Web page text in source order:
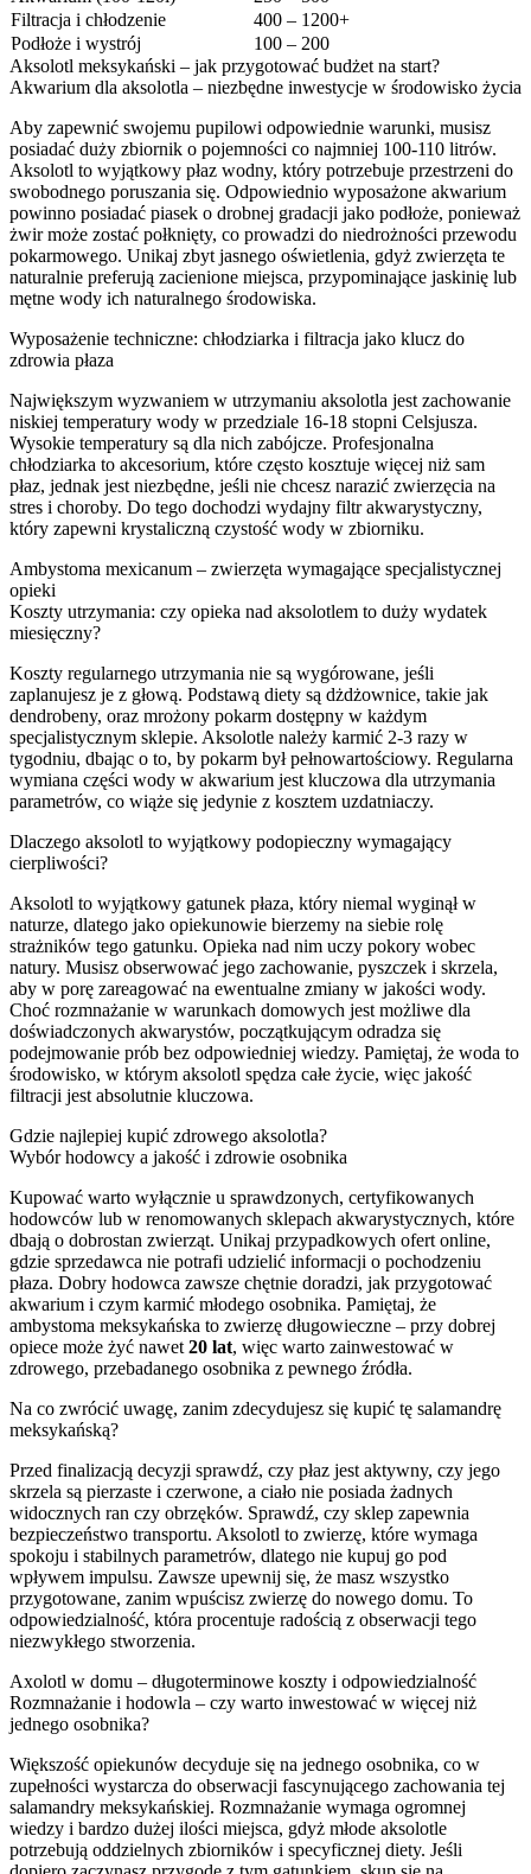
Filtracja i chłodzenie
400 – 1200+
Podłoże i wystrój
100 – 200
Aksolotl meksykański – jak przygotować budżet na start?
Akwarium dla aksolotla – niezbędne inwestycje w środowisko życia
Aby zapewnić swojemu pupilowi odpowiednie warunki, musisz
posiadać duży zbiornik o pojemności co najmniej 100-110 litrów.
Aksolotl to wyjątkowy płaz wodny, który potrzebuje przestrzeni do
swobodnego poruszania się. Odpowiednio wyposażone akwarium
powinno posiadać piasek o drobnej gradacji jako podłoże, ponieważ
żwir może zostać połknięty, co prowadzi do niedrożności przewodu
pokarmowego. Unikaj zbyt jasnego oświetlenia, gdyż zwierzęta te
naturalnie preferują zacienione miejsca, przypominające jaskinię lub
mętne wody ich naturalnego środowiska.
Wyposażenie techniczne: chłodziarka i filtracja jako klucz do
zdrowia płaza
Największym wyzwaniem w utrzymaniu aksolotla jest zachowanie
niskiej temperatury wody w przedziale 16-18 stopni Celsjusza.
Wysokie temperatury są dla nich zabójcze. Profesjonalna
chłodziarka to akcesorium, które często kosztuje więcej niż sam
płaz, jednak jest niezbędne, jeśli nie chcesz narazić zwierzęcia na
stres i choroby. Do tego dochodzi wydajny filtr akwarystyczny,
który zapewni krystaliczną czystość wody w zbiorniku.
Ambystoma mexicanum – zwierzęta wymagające specjalistycznej
opieki
Koszty utrzymania: czy opieka nad aksolotlem to duży wydatek
miesięczny?
Koszty regularnego utrzymania nie są wygórowane, jeśli
zaplanujesz je z głową. Podstawą diety są dżdżownice, takie jak
dendrobeny, oraz mrożony pokarm dostępny w każdym
specjalistycznym sklepie. Aksolotle należy karmić 2-3 razy w
tygodniu, dbając o to, by pokarm był pełnowartościowy. Regularna
wymiana części wody w akwarium jest kluczowa dla utrzymania
parametrów, co wiąże się jedynie z kosztem uzdatniaczy.
Dlaczego aksolotl to wyjątkowy podopieczny wymagający
cierpliwości?
Aksolotl to wyjątkowy gatunek płaza, który niemal wyginął w
naturze, dlatego jako opiekunowie bierzemy na siebie rolę
strażników tego gatunku. Opieka nad nim uczy pokory wobec
natury. Musisz obserwować jego zachowanie, pyszczek i skrzela,
aby w porę zareagować na ewentualne zmiany w jakości wody.
Choć rozmnażanie w warunkach domowych jest możliwe dla
doświadczonych akwarystów, początkującym odradza się
podejmowanie prób bez odpowiedniej wiedzy. Pamiętaj, że woda to
środowisko, w którym aksolotl spędza całe życie, więc jakość
filtracji jest absolutnie kluczowa.
Gdzie najlepiej kupić zdrowego aksolotla?
Wybór hodowcy a jakość i zdrowie osobnika
Kupować warto wyłącznie u sprawdzonych, certyfikowanych
hodowców lub w renomowanych sklepach akwarystycznych, które
dbają o dobrostan zwierząt. Unikaj przypadkowych ofert online,
gdzie sprzedawca nie potrafi udzielić informacji o pochodzeniu
płaza. Dobry hodowca zawsze chętnie doradzi, jak przygotować
akwarium i czym karmić młodego osobnika. Pamiętaj, że
ambystoma meksykańska to zwierzę długowieczne – przy dobrej
opiece może żyć nawet 20 lat, więc warto zainwestować w
zdrowego, przebadanego osobnika z pewnego źródła.
Na co zwrócić uwagę, zanim zdecydujesz się kupić tę salamandrę
meksykańską?
Przed finalizacją decyzji sprawdź, czy płaz jest aktywny, czy jego
skrzela są pierzaste i czerwone, a ciało nie posiada żadnych
widocznych ran czy obrzęków. Sprawdź, czy sklep zapewnia
bezpieczeństwo transportu. Aksolotl to zwierzę, które wymaga
spokoju i stabilnych parametrów, dlatego nie kupuj go pod
wpływem impulsu. Zawsze upewnij się, że masz wszystko
przygotowane, zanim wpuścisz zwierzę do nowego domu. To
odpowiedzialność, która procentuje radością z obserwacji tego
niezwykłego stworzenia.
Axolotl w domu – długoterminowe koszty i odpowiedzialność
Rozmnażanie i hodowla – czy warto inwestować w więcej niż
jednego osobnika?
Większość opiekunów decyduje się na jednego osobnika, co w
zupełności wystarcza do obserwacji fascynującego zachowania tej
salamandry meksykańskiej. Rozmnażanie wymaga ogromnej
wiedzy i bardzo dużej ilości miejsca, gdyż młode aksolotle
potrzebują oddzielnych zbiorników i specyficznej diety. Jeśli